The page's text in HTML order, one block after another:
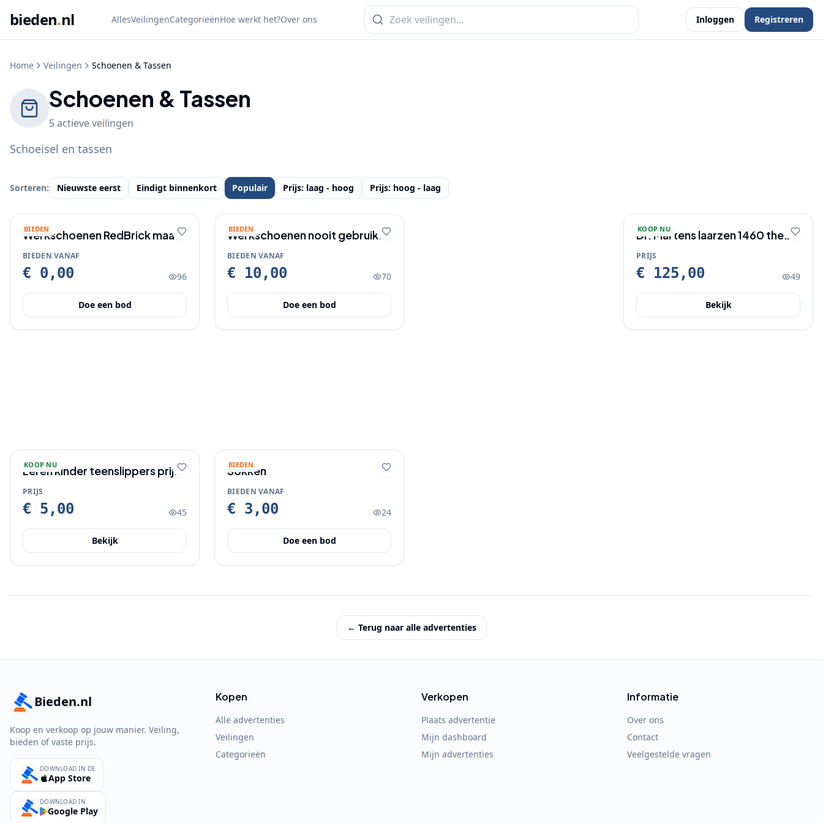
bieden.nl AllesVeilingenCategorieënHoe werkt het?Over ons Inloggen Registreren
Home Veilingen Schoenen & Tassen
Schoenen & Tassen
5actieveveilingen
Schoeisel en tassen
Sorteren: Nieuwste eerst Eindigt binnenkort Populair Prijs: laag - hoog Prijs: hoog - laag
BIEDEN
Werkschoenen RedBrick maat
43
BIEDEN VANAF
€ 0,00 96
Doe een bod
BIEDEN
Werkschoenen nooit gebruikt
maar 45
BIEDEN VANAF
€ 10,00 70
Doe een bod
KOOP NU
Dr. Martens laarzen 1460 the
Original
PRIJS
€ 125,00 49
Bekijk
KOOP NU
Leren kinder teenslippers prijs
€5
PRIJS
€ 5,00 45
Bekijk
BIEDEN
Sokken
BIEDEN VANAF
€ 3,00 24
Doe een bod
← Terug naar alle advertenties
Bieden.nl
Koop en verkoop op jouw manier. Veiling,
bieden of vaste prijs.
DOWNLOAD IN DE
App Store
DOWNLOAD IN
Google Play
Kopen
Alle advertenties
Veilingen
Categorieën
Verkopen
Plaats advertentie
Mijn dashboard
Mijn advertenties
Informatie
Over ons
Contact
Veelgestelde vragen